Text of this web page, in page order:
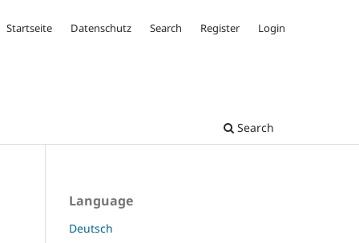
Search
Startseite Datenschutz Search Register Login
Language
Deutsch